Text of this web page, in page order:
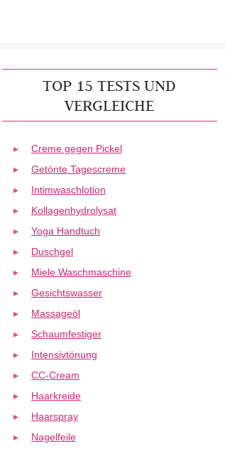
TOP 15 TESTS UND
VERGLEICHE
Creme gegen Pickel
Getönte Tagescreme
Intimwaschlotion
Kollagenhydrolysat
Yoga Handtuch
Duschgel
Miele Waschmaschine
Gesichtswasser
Massageöl
Schaumfestiger
Intensivtönung
CC-Cream
Haarkreide
Haarspray
Nagelfeile